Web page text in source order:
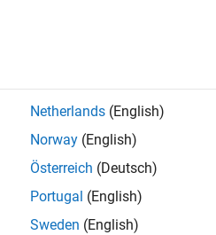
Read color of object in front
Read intensity of light that
Netherlands (English)
Norway (English)
Österreich (Deutsch)
Portugal (English)
Sweden (English)